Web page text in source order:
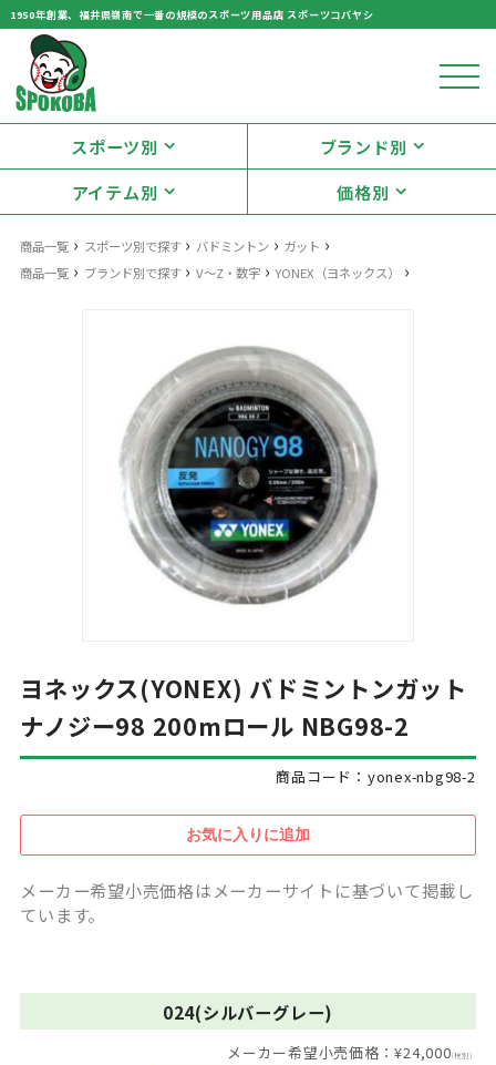
1950年創業、福井県嶺南で一番の規模のスポーツ用品店 スポーツコバヤシ
スポーツ別
ブランド別
アイテム別
価格別
商品一覧 › スポーツ別で探す› バドミントン› ガット ›
商品一覧 › ブランド別で探す› V〜Z・数字›YONEX（ヨネックス） ›
ヨネックス(YONEX) バドミントンガット
ナノジー98 200mロール NBG98-2
商品コード：yonex-nbg98-2
メーカー希望小売価格はメーカーサイトに基づいて掲載し
ています。
024(シルバーグレー)
メーカー希望小売価格：¥24,000(税別)